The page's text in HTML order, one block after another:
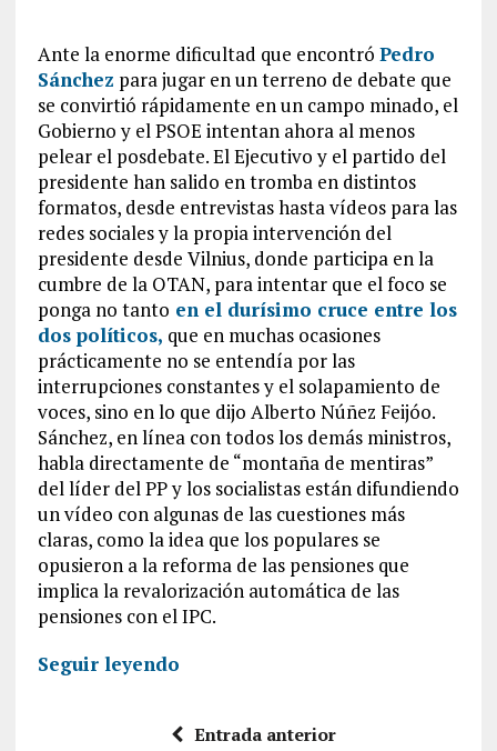
Ante la enorme dificultad que encontró Pedro
Sánchez para jugar en un terreno de debate que
se convirtió rápidamente en un campo minado, el
Gobierno y el PSOE intentan ahora al menos
pelear el posdebate. El Ejecutivo y el partido del
presidente han salido en tromba en distintos
formatos, desde entrevistas hasta vídeos para las
redes sociales y la propia intervención del
presidente desde Vilnius, donde participa en la
cumbre de la OTAN, para intentar que el foco se
ponga no tanto en el durísimo cruce entre los
dos políticos, que en muchas ocasiones
prácticamente no se entendía por las
interrupciones constantes y el solapamiento de
voces, sino en lo que dijo Alberto Núñez Feijóo.
Sánchez, en línea con todos los demás ministros,
habla directamente de “montaña de mentiras”
del líder del PP y los socialistas están difundiendo
un vídeo con algunas de las cuestiones más
claras, como la idea que los populares se
opusieron a la reforma de las pensiones que
implica la revalorización automática de las
pensiones con el IPC.
Seguir leyendo
Entrada anterior